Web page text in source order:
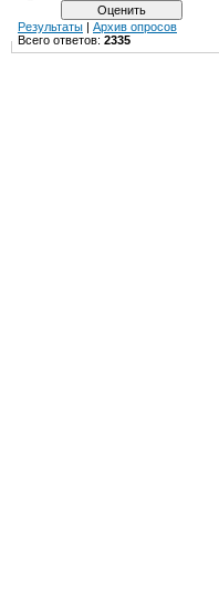
Результаты | Архив опросов
Всего ответов: 2335